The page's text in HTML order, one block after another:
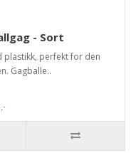
- Sort
plastikk, perfekt for den
Gagballe..